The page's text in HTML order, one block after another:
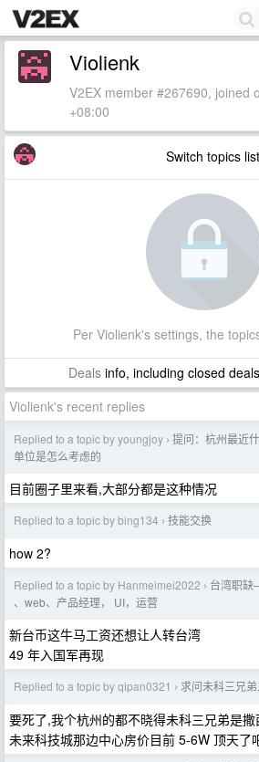
Violienk
V2EX member #267690, joined
+08:00
Switch topics list
Per Violienk's settings, the
Dealsinfo, including closed
Violienk's recent replies
Replied to a topic by youngjoy › 提问：杭州最近
单位是怎么考虑的
目前圈子里来看,大部分都是这种情况
Replied to a topic by bing134 › 技能交换
how 2?
Replied to a topic by Hanmeimei2022 › 台湾职
、web、产品经理， UI，运营
新台币这牛马工资还想让人转台湾
49 年入国军再现
Replied to a topic by qipan0321 › 求问未科三兄
要死了,我个杭州的都不晓得未科三兄弟是撒
未来科技城那边中心房价目前 5-6W 顶天了